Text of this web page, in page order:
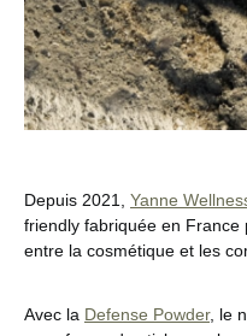
Depuis 2021, Yanne
friendly fabriquée en
entre la cosmétique et les
Avec la Defense Powder, le